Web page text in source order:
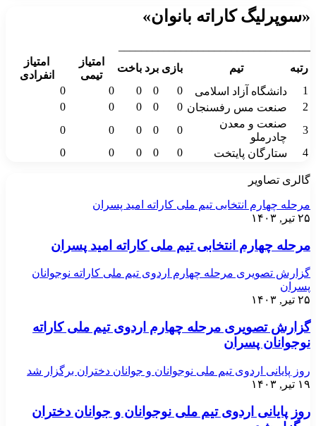
«سوپرلیگ کاراته بانوان»
رتبه
تیم بازی برد باخت
امتیاز
تیمی
امتیاز
انفرادی
1
دانشگاه آزاد اسلامی 0
0
0
0
0
2
صنعت مس رفسنجان 0
0
0
0
0
3
صنعت و معدن
چادرملو
0
0
0
0
0
4
ستارگان پایتخت 0
0
0
0
0
گالری تصاویر
مرحله چهارم انتخابی تیم ملی کاراته امید پسران
۲۵ تیر, ۱۴۰۳
مرحله چهارم انتخابی تیم ملی کاراته امید پسران
گزارش تصویری مرحله چهارم اردوی تیم ملی کاراته نوجوانان
پسران
۲۵ تیر, ۱۴۰۳
گزارش تصویری مرحله چهارم اردوی تیم ملی کاراته
نوجوانان پسران
روز پایانی اردوی تیم ملی نوجوانان و جوانان دختران برگزار شد
۱۹ تیر, ۱۴۰۳
روز پایانی اردوی تیم ملی نوجوانان و جوانان دختران